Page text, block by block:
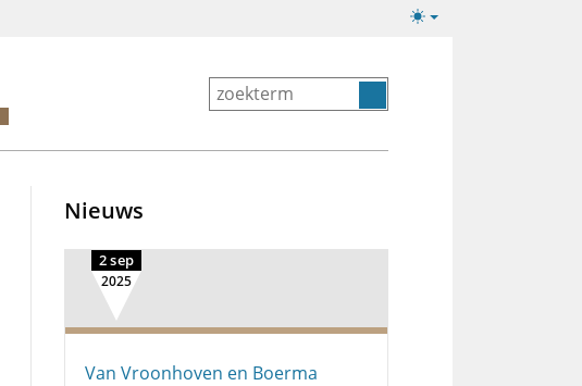
Lichte/donkere
Nieuws
2 sep
2025
Van Vroonhoven en Boerma